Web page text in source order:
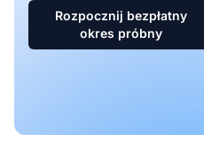
Rozpocznij bezpłatny
okres próbny